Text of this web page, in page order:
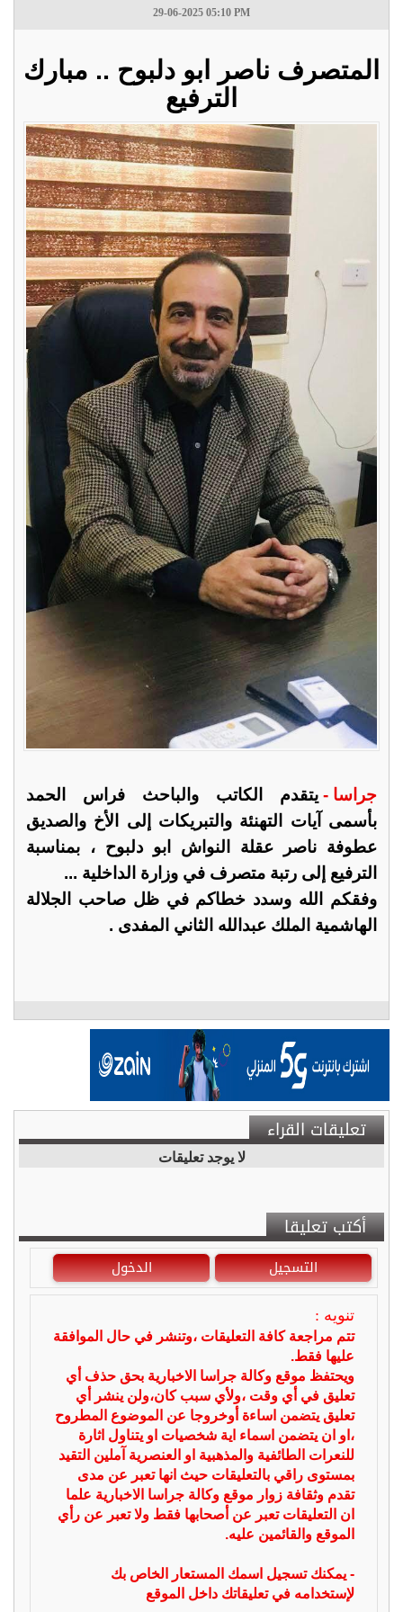
29-06-2025 05:10 PM
المتصرف ناصر ابو دلبوح .. مبارك
الترفيع
جراسا - يتقدم الكاتب والباحث فراس الحمد
بأسمى آيات التهنئة والتبريكات إلى الأخ والصديق
عطوفة ناصر عقلة النواش ابو دلبوح ، بمناسبة
الترفيع إلى رتبة متصرف في وزارة الداخلية ...
وفقكم الله وسدد خطاكم في ظل صاحب الجلالة
الهاشمية الملك عبدالله الثاني المفدى .
تعليقات القراء
لا يوجد تعليقات
أكتب تعليقا
التسجيل الدخول
تنويه :
تتم مراجعة كافة التعليقات ،وتنشر في حال الموافقة
عليها فقط.
ويحتفظ موقع وكالة جراسا الاخبارية بحق حذف أي
تعليق في أي وقت ،ولأي سبب كان،ولن ينشر أي
تعليق يتضمن اساءة أوخروجا عن الموضوع المطروح
،او ان يتضمن اسماء اية شخصيات او يتناول اثارة
للنعرات الطائفية والمذهبية او العنصرية آملين التقيد
بمستوى راقي بالتعليقات حيث انها تعبر عن مدى
تقدم وثقافة زوار موقع وكالة جراسا الاخبارية علما
ان التعليقات تعبر عن أصحابها فقط ولا تعبر عن رأي
الموقع والقائمين عليه.
- يمكنك تسجيل اسمك المستعار الخاص بك
لإستخدامه في تعليقاتك داخل الموقع